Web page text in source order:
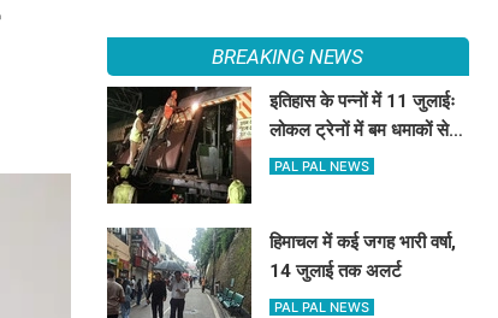
BREAKING NEWS
इतिहास के पन्नों में 11 जुलाईः
लोकल ट्रेनों में बम धमाकों से
दहल गई मुंबई, 189 की मौत
PAL PAL NEWS
हिमाचल में कई जगह भारी वर्षा,
14 जुलाई तक अलर्ट
PAL PAL NEWS